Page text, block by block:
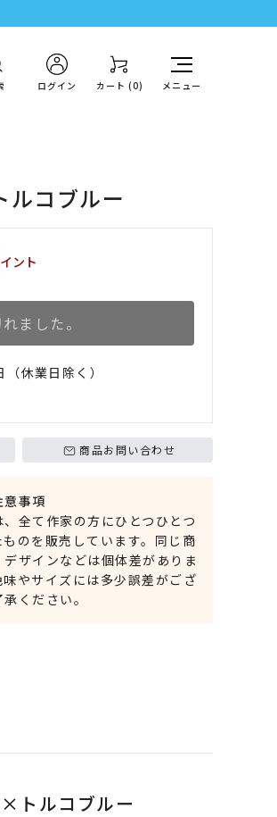
ログイン カート (0) メニュー
ルコブルー
ント
ました。
休業日除く）
商品お問い合わせ
事項
全て作家の方にひとつひとつ
のを販売しています。同じ商
ザインなどは個体差がありま
やサイズには多少誤差がござ
ください。
トルコブルー